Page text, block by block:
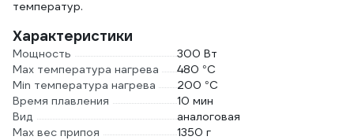
температур.
Характеристики
Мощность
300 Вт
Max температура нагрева
480 °С
Min температура нагрева
200 °С
Время плавления
10 мин
Вид
аналоговая
Мах вес припоя
1350 г